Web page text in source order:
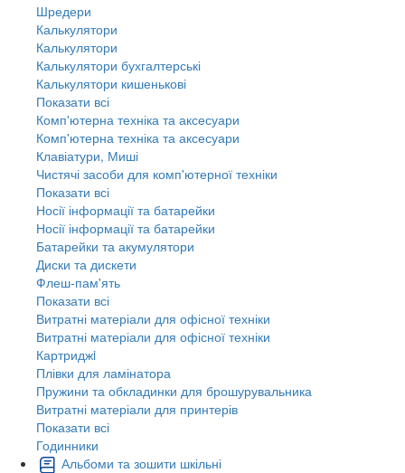
Шредери
Калькулятори
Калькулятори
Калькулятори бухгалтерські
Калькулятори кишенькові
Показати всі
Комп'ютерна техніка та аксесуари
Комп'ютерна техніка та аксесуари
Клавіатури, Миші
Чистячі засоби для комп'ютерної техніки
Показати всі
Носії інформації та батарейки
Носії інформації та батарейки
Батарейки та акумулятори
Диски та дискети
Флеш-пам'ять
Показати всі
Витратні матеріали для офісної техніки
Витратні матеріали для офісної техніки
Картриджi
Плівки для ламінатора
Пружини та обкладинки для брошурувальника
Витратні матеріали для принтерів
Показати всі
Годинники
Альбоми та зошити шкільні